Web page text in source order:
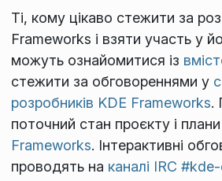
Ті, кому цікаво стежити за
Frameworks і взяти участь у
можуть ознайомитися із
стежити за обговореннями у
розробників KDE Frameworks.
поточний стан проєкту і
Frameworks. Інтерактивні
проводять на каналі IRC